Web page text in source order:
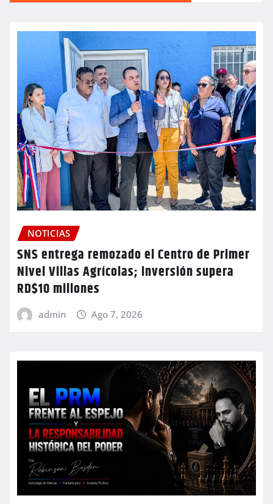
NOTICIAS
SNS entrega remozado el Centro de Primer
Nivel Villas Agrícolas; inversión supera
RD$10 millones
admin Ago 7, 2026